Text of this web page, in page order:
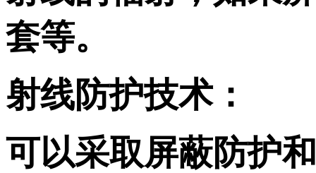
套等。
射线防护技术：
可以采取屏蔽防护